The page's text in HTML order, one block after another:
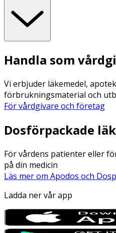
Handla som
Vi erbjuder läkemedel,
förbrukningsmaterial och
För vårdgivare och företag
Dosförpackade
För vårdens patienter eller
på din medicin
Läs mer om Apodos och
Ladda ner vår app